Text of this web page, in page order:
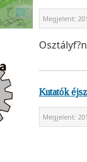
Megjelent:
Kutatók
Megjelent: